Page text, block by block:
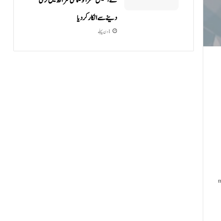
دینے سے انکار کر دیا
1 دن پہلے